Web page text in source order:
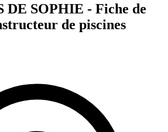
DE SOPHIE - Fiche de
de piscines